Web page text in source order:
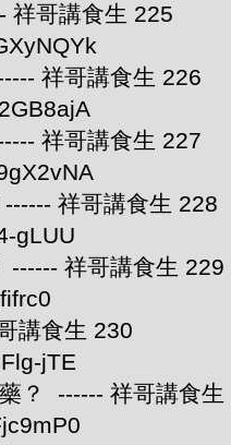
祥哥講食生 225
祥哥講食生 226
祥哥講食生 227
祥哥講食生 228
gLUU
祥哥講食生 229
講食生 230
jTE
？ ------ 祥哥講食生